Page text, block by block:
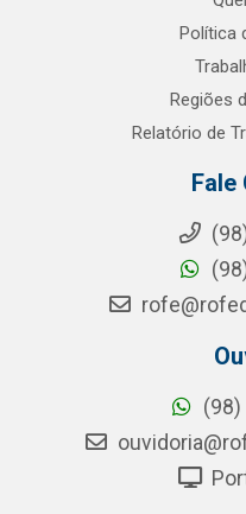
Política
Regiões
Relatório de
Fale
(98)